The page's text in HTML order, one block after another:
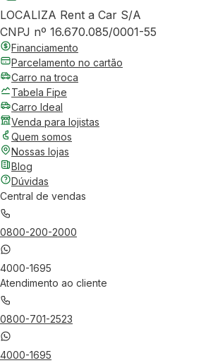
LOCALIZA Rent a Car S/A
CNPJ nº 16.670.085/0001-55
Financiamento
Parcelamento no cartão
Carro na troca
Tabela Fipe
Carro Ideal
Venda para lojistas
Quem somos
Nossas lojas
Blog
Dúvidas
Central de vendas
0800-200-2000
4000-1695
Atendimento ao cliente
0800-701-2523
4000-1695